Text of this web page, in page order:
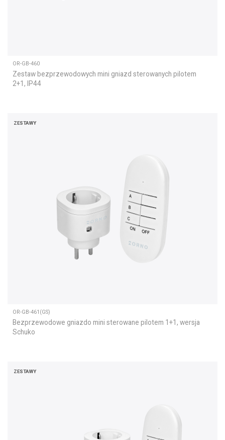
OR-GB-460
Zestaw bezprzewodowych mini gniazd sterowanych pilotem
2+1, IP44
ZESTAWY
OR-GB-461(GS)
Bezprzewodowe gniazdo mini sterowane pilotem 1+1, wersja
Schuko
ZESTAWY